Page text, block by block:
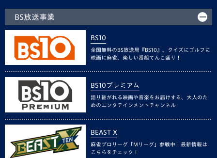
BS放送事業
BS10
全国無料のBS放送局『BS10』。クイズにゴルフに
映画に麻雀、楽しい番組てんこ盛り！
BS10プレミアム
語り継がれる映画や音楽をお届けする、大人のた
めのエンタテインメントチャンネル
BEAST X
麻雀プロリーグ「Mリーグ」参戦中！最新情報は
こちらをチェック！